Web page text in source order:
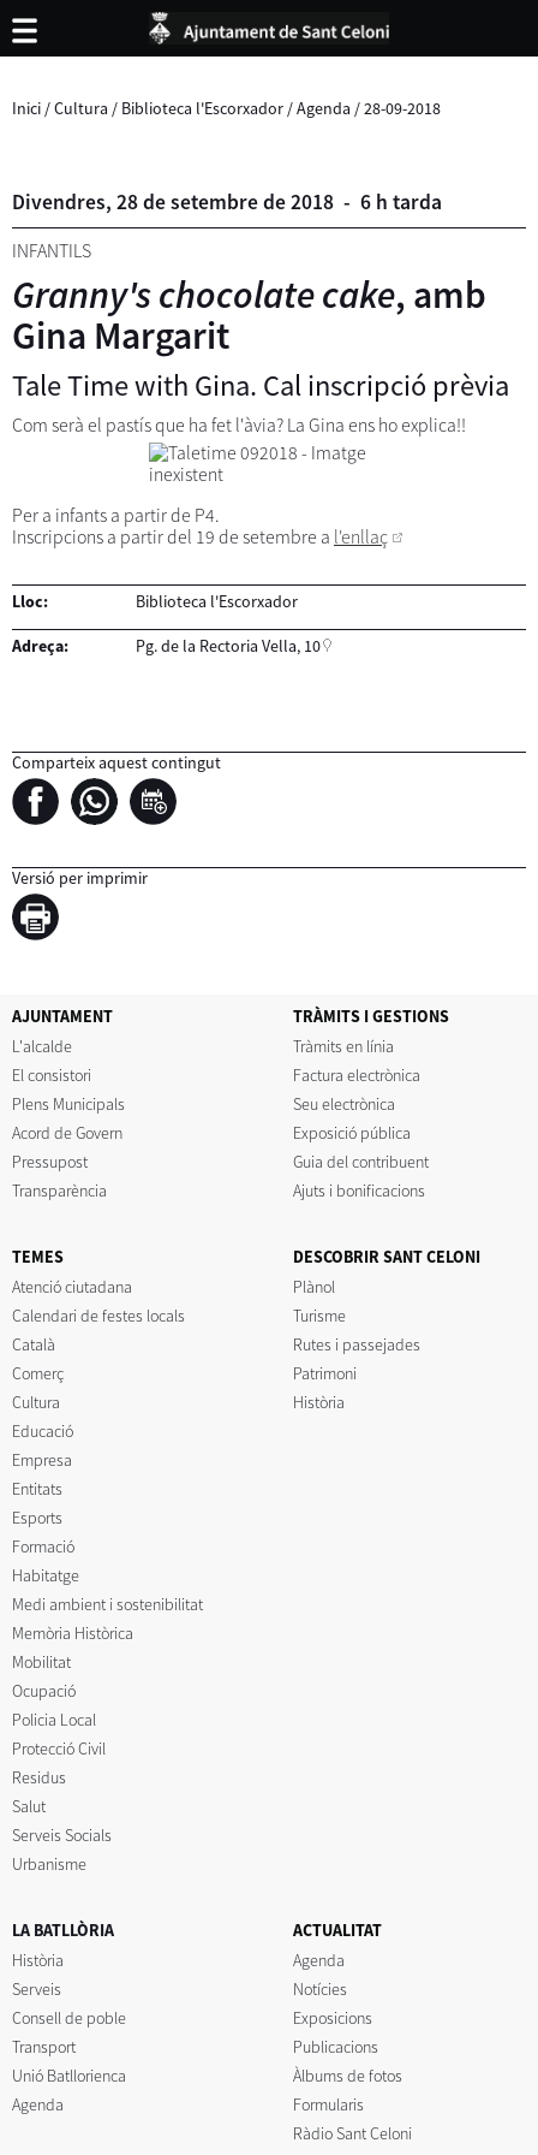
Inici /Cultura / Biblioteca l'Escorxador /Agenda /28-09-2018
Divendres, 28desetembrede2018 - 6 h tarda
INFANTILS
Granny's chocolate cake, amb
Gina Margarit
Tale Time with Gina. Cal inscripció prèvia
Com serà el pastís que ha fet l'àvia? La Gina ens ho explica!!
Per a infants a partir de P4.
Inscripcions a partir del 19 de setembre a l'enllaç
Lloc: Biblioteca l'Escorxador
Adreça: Pg. de la Rectoria Vella, 10
Comparteix aquest contingut
Versió per imprimir
AJUNTAMENT
L'alcalde
El consistori
Plens Municipals
Acord de Govern
Pressupost
Transparència
TRÀMITS I GESTIONS
Tràmits en línia
Factura electrònica
Seu electrònica
Exposició pública
Guia del contribuent
Ajuts i bonificacions
TEMES
Atenció ciutadana
Calendari de festes locals
Català
Comerç
Cultura
Educació
Empresa
Entitats
Esports
Formació
Habitatge
Medi ambient i sostenibilitat
Memòria Històrica
Mobilitat
Ocupació
Policia Local
Protecció Civil
Residus
Salut
Serveis Socials
Urbanisme
DESCOBRIR SANT CELONI
Plànol
Turisme
Rutes i passejades
Patrimoni
Història
LA BATLLÒRIA
Història
Serveis
Consell de poble
Transport
Unió Batllorienca
Agenda
ACTUALITAT
Agenda
Notícies
Exposicions
Publicacions
Àlbums de fotos
Formularis
Ràdio Sant Celoni